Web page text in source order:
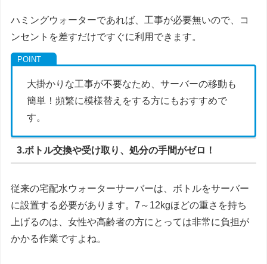
ハミングウォーターであれば、 工事が必要無いので、コ
ンセントを差すだけですぐに利用できます。
大掛かりな工事が不要なため、サーバーの移動も
簡単！頻繁に模様替えをする方にもおすすめで
す。
3.ボトル交換や受け取り、処分の手間がゼロ！
従来の宅配水ウォーターサーバーは、ボトルをサーバー
に設置する必要があります。7～12kgほどの重さを持ち
上げるのは、女性や高齢者の方にとっては非常に負担が
かかる作業ですよね。